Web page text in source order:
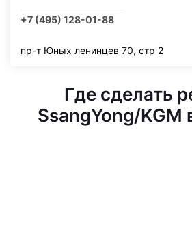
+7 (495) 128-01-88
пр-т Юных ленинцев 70, стр 2
Где сделать
SsangYong/KGM